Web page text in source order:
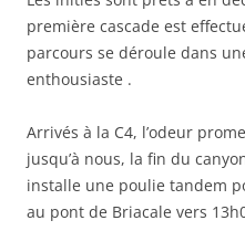
première cascade est
parcours se déroule dans
enthousiaste .
Arrivés à la C4, l’odeur
jusqu’à nous, la fin du
installe une poulie tandem
au pont de Briacale vers